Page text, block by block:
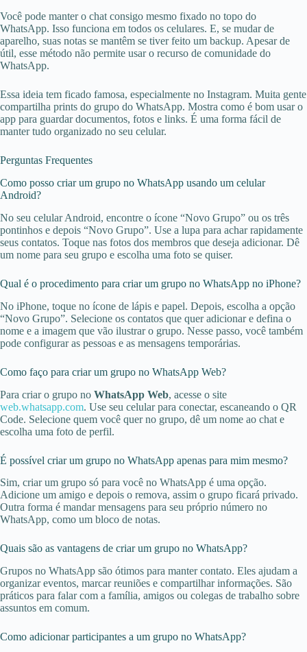
Você pode manter o chat consigo mesmo fixado no topo do
WhatsApp. Isso funciona em todos os celulares. E, se mudar de
aparelho, suas notas se mantêm se tiver feito um backup. Apesar de
útil, esse método não permite usar o recurso de comunidade do
WhatsApp.
Essa ideia tem ficado famosa, especialmente no Instagram. Muita gente
compartilha prints do grupo do WhatsApp. Mostra como é bom usar o
app para guardar documentos, fotos e links. É uma forma fácil de
manter tudo organizado no seu celular.
Perguntas Frequentes
Como posso criar um grupo no WhatsApp usando um celular
Android?
No seu celular Android, encontre o ícone “Novo Grupo” ou os três
pontinhos e depois “Novo Grupo”. Use a lupa para achar rapidamente
seus contatos. Toque nas fotos dos membros que deseja adicionar. Dê
um nome para seu grupo e escolha uma foto se quiser.
Qual é o procedimento para criar um grupo no WhatsApp no iPhone?
No iPhone, toque no ícone de lápis e papel. Depois, escolha a opção
“Novo Grupo”. Selecione os contatos que quer adicionar e defina o
nome e a imagem que vão ilustrar o grupo. Nesse passo, você também
pode configurar as pessoas e as mensagens temporárias.
Como faço para criar um grupo no WhatsApp Web?
Para criar o grupo no WhatsApp Web, acesse o site
web.whatsapp.com. Use seu celular para conectar, escaneando o QR
Code. Selecione quem você quer no grupo, dê um nome ao chat e
escolha uma foto de perfil.
É possível criar um grupo no WhatsApp apenas para mim mesmo?
Sim, criar um grupo só para você no WhatsApp é uma opção.
Adicione um amigo e depois o remova, assim o grupo ficará privado.
Outra forma é mandar mensagens para seu próprio número no
WhatsApp, como um bloco de notas.
Quais são as vantagens de criar um grupo no WhatsApp?
Grupos no WhatsApp são ótimos para manter contato. Eles ajudam a
organizar eventos, marcar reuniões e compartilhar informações. São
práticos para falar com a família, amigos ou colegas de trabalho sobre
assuntos em comum.
Como adicionar participantes a um grupo no WhatsApp?